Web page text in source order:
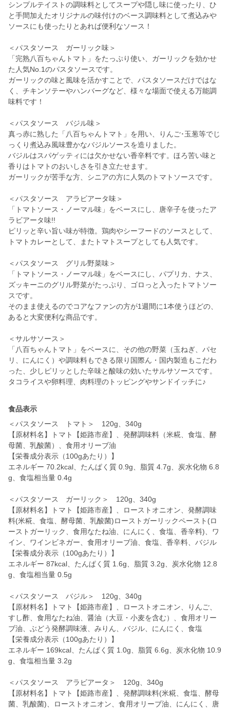
シンプルテイストの調味料としてスープや隠し味に使ったり、ひ
と手間加えたオリジナルの味付けのベース調味料として煮込みや
ソースにも使ったりとあれば便利なソース！
＜パスタソース ガーリック味＞
「完熟八百ちゃんトマト」をたっぷり使い、ガーリックを効かせ
た人気No.1のパスタソースです。
ガーリックの味と風味を活かすことで、パスタソースだけではな
く、チキンソテーやハンバーグなど、様々な場面で使える万能調
味料です！
＜パスタソース バジル味＞
真っ赤に熟した「八百ちゃんトマト」を用い、りんご･玉葱等でじ
っくり煮込み風味豊かなバジルソースを造りました。
バジルはスパゲッティには欠かせない香辛料です。ほろ苦い味と
香りはトマトのおいしさを引き立たせます。
ガーリックが苦手な方、シニアの方に人気のトマトソースです。
＜パスタソース アラビアータ味＞
「トマトソース・ノーマル味」をベースにし、唐辛子を使ったア
ラビアータ味!!
ピリッと辛い旨い味が特徴。鶏肉やシーフードのソースとして、
トマトカレーとして、またトマトスープとしても人気です。
＜パスタソース グリル野菜味＞
「トマトソース・ノーマル味」をベースにし、パプリカ、ナス、
ズッキーニのグリル野菜がたっぷり、ゴロっと入ったトマトソー
スです。
そのまま使えるのでコアなファンの方が1週間に1本使うほどの、
あると大変便利な商品です。
＜サルサソース＞
「八百ちゃんトマト」をベースに、その他の野菜（玉ねぎ、パセ
リ、にんにく）や調味料もできる限り国際ん・国内製造もこだわ
った、少しピリッとした辛味と酸味の効いたサルサソースです。
食品表示
＜パスタソース トマト＞ 120g、340g
【原材料名】トマト【姫路市産】、発酵調味料（米糀、食塩、酵
母菌、乳酸菌）、食用オリーブ油
【栄養成分表示（100gあたり）】
エネルギー 70.2kcal、たんぱく質 0.9g、脂質 4.7g、炭水化物 6.8
g、食塩相当量 0.4g
＜パスタソース ガーリック＞ 120g、340g
【原材料名】トマト【姫路市産】、ローストオニオン、発酵調味
料(米糀、食塩、酵母菌、乳酸菌)ローストガーリックペースト(ロ
ーストガーリック、食用なたね油、にんにく、食塩、香辛料)、ワ
イン、ワインビネガー、食用オリーブ油、食塩、香辛料、バジル
【栄養成分表示（100gあたり）】
エネルギー 87kcal、たんぱく質 1.6g、脂質 3.2g、炭水化物 12.8
g、食塩相当量 0.5g
＜パスタソース バジル＞ 120g、340g
【原材料名】トマト【姫路市産】、ローストオニオン、りんご、
すし酢、食用なたね油、醤油（大豆・小麦を含む）、食用オリー
ブ油、ぶどう発酵調味液、みりん、バジル、にんにく、食塩
【栄養成分表示（100gあたり）】
エネルギー 169kcal、たんぱく質 1.0g、脂質 6.6g、炭水化物 10.9
g、食塩相当量 3.2g
＜パスタソース アラビアータ＞ 120g、340g
【原材料名】トマト【姫路市産】、発酵調味料(米糀、食塩、酵母
菌、乳酸菌)、ローストオニオン、食用オリーブ油、にんにく、唐